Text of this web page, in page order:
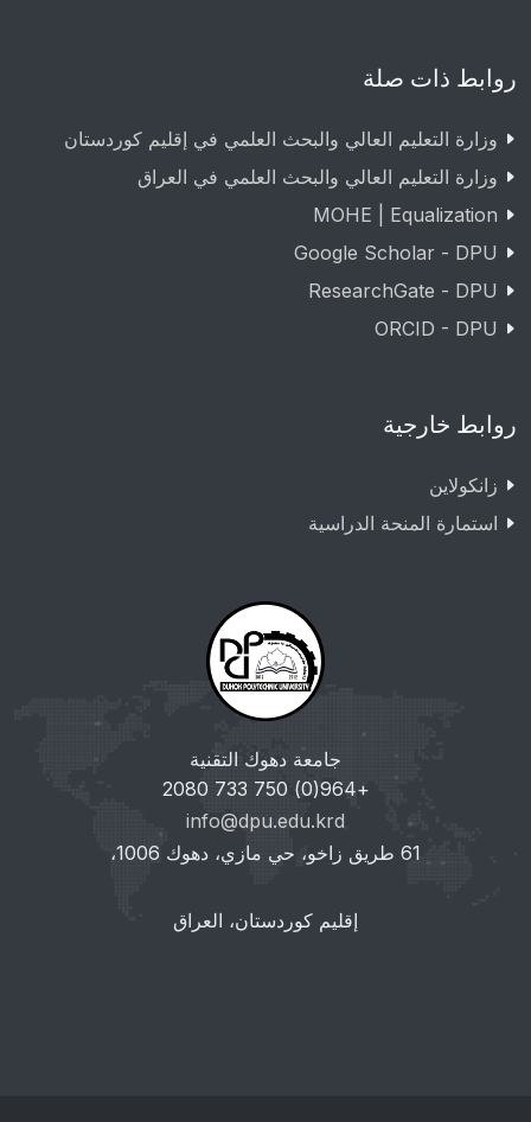
روابط ذات صلة
وزارة التعليم العالي والبحث العلمي في إقليم كوردستان
وزارة التعليم العالي والبحث العلمي في العراق
MOHE | Equalization
Google Scholar - DPU
ResearchGate - DPU
ORCID - DPU
روابط خارجية
زانکولاین
استمارة المنحة الدراسية
جامعة دهوك التقنية
+964(0) 750 733 2080
info@dpu.edu.krd
61 طريق زاخو، حي مازي، دهوك 1006،
إقليم كوردستان، العراق